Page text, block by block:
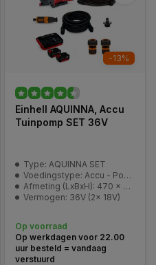
-13%
Einhell AQUINNA, Accu
Tuinpomp SET 36V
Type: AQUINNA SET
Voedingstype: Accu - Power-X-Change
Afmeting (LxBxH): 470 x 282 x 287 mm
Vermogen: 36V (2x 18V)
Op voorraad
Op werkdagen voor 22.00
uur besteld = vandaag
verstuurd